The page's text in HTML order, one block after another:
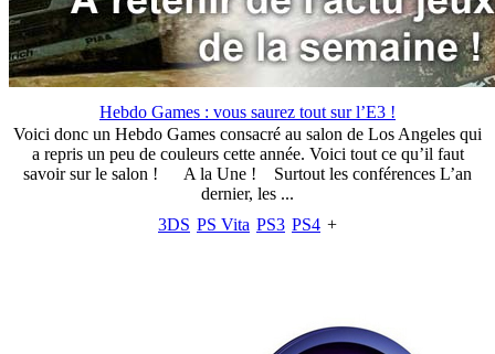
Hebdo Games : vous saurez tout sur l’E3 !
Voici donc un Hebdo Games consacré au salon de Los Angeles qui
a repris un peu de couleurs cette année. Voici tout ce qu’il faut
savoir sur le salon ! A la Une ! Surtout les conférences L’an
dernier, les ...
3DS PS Vita PS3 PS4 +